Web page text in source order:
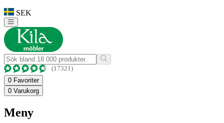
SEK
(17321)
0 Favoriter
0 Varukorg
Meny